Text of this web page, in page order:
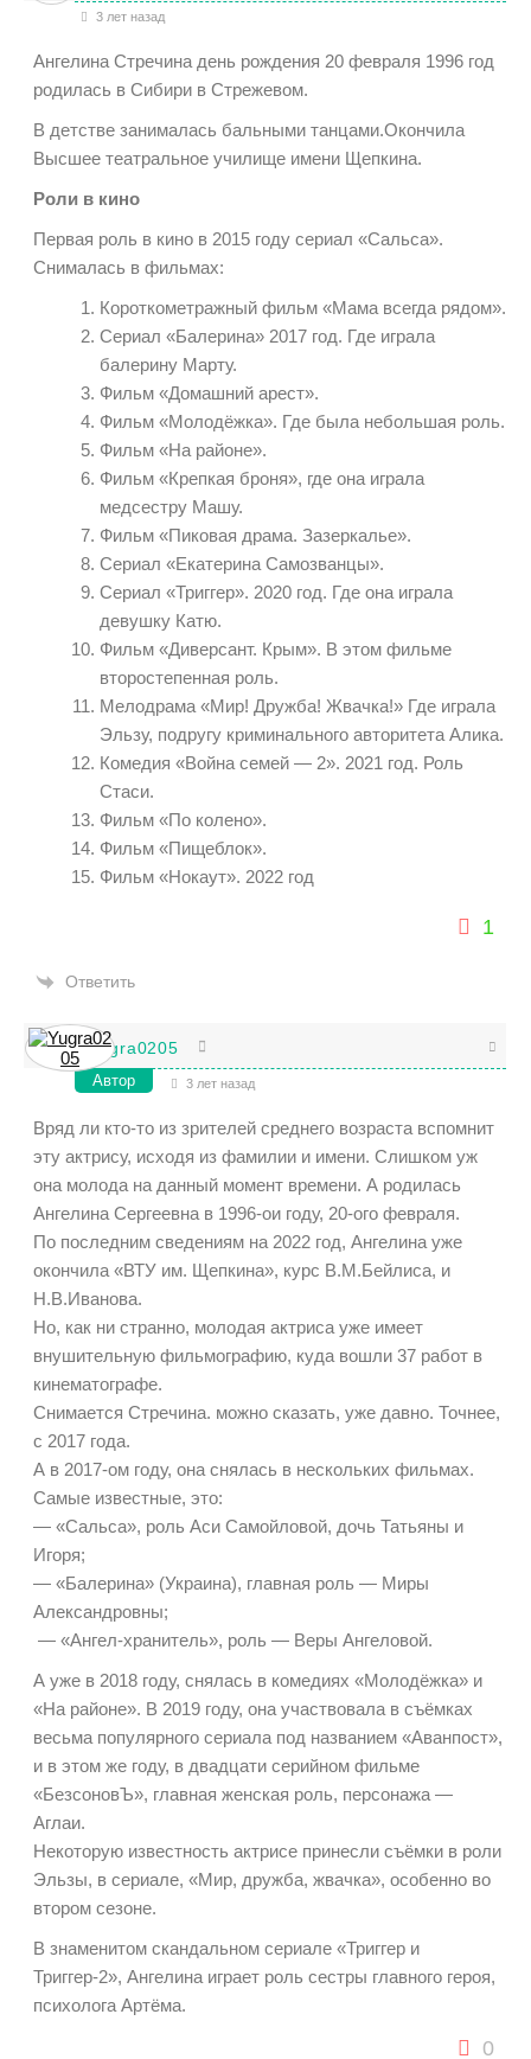
3 лет назад
Ангелина Стречина день рождения 20 февраля 1996 год
родилась в Сибири в Стрежевом.
В детстве занималась бальными танцами.Окончила
Высшее театральное училище имени Щепкина.
Роли в кино
Первая роль в кино в 2015 году сериал «Сальса».
Снималась в фильмах:
Короткометражный фильм «Мама всегда рядом».
Сериал «Балерина» 2017 год. Где играла
балерину Марту.
Фильм «Домашний арест».
Фильм «Молодёжка». Где была небольшая роль.
Фильм «На районе».
Фильм «Крепкая броня», где она играла
медсестру Машу.
Фильм «Пиковая драма. Зазеркалье».
Сериал «Екатерина Самозванцы».
Сериал «Триггер». 2020 год. Где она играла
девушку Катю.
Фильм «Диверсант. Крым». В этом фильме
второстепенная роль.
Мелодрама «Мир! Дружба! Жвачка!» Где играла
Эльзу, подругу криминального авторитета Алика.
Комедия «Война семей — 2». 2021 год. Роль
Стаси.
Фильм «По колено».
Фильм «Пищеблок».
Фильм «Нокаут». 2022 год
1
Ответить
Yugra0205
Автор 3 лет назад
Вряд ли кто-то из зрителей среднего возраста вспомнит
эту актрису, исходя из фамилии и имени. Слишком уж
она молода на данный момент времени. А родилась
Ангелина Сергеевна в 1996-ои году, 20-ого февраля.
По последним сведениям на 2022 год, Ангелина уже
окончила «ВТУ им. Щепкина», курс В.М.Бейлиса, и
Н.В.Иванова.
Но, как ни странно, молодая актриса уже имеет
внушительную фильмографию, куда вошли 37 работ в
кинематографе.
Снимается Стречина. можно сказать, уже давно. Точнее,
с 2017 года.
А в 2017-ом году, она снялась в нескольких фильмах.
Самые известные, это:
— «Сальса», роль Аси Самойловой, дочь Татьяны и
Игоря;
— «Балерина» (Украина), главная роль — Миры
Александровны;
— «Ангел-хранитель», роль — Веры Ангеловой.
А уже в 2018 году, снялась в комедиях «Молодёжка» и
«На районе». В 2019 году, она участвовала в съёмках
весьма популярного сериала под названием «Аванпост»,
и в этом же году, в двадцати серийном фильме
«БезсоновЪ», главная женская роль, персонажа —
Аглаи.
Некоторую известность актрисе принесли съёмки в роли
Эльзы, в сериале, «Мир, дружба, жвачка», особенно во
втором сезоне.
В знаменитом скандальном сериале «Триггер и
Триггер-2», Ангелина играет роль сестры главного героя,
психолога Артёма.
0